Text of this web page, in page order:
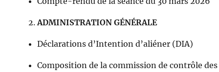
ADMINISTRATION GÉNÉRALE
Déclarations d’Intention d’aliéner (DIA)
Composition de la commission de contrôle des